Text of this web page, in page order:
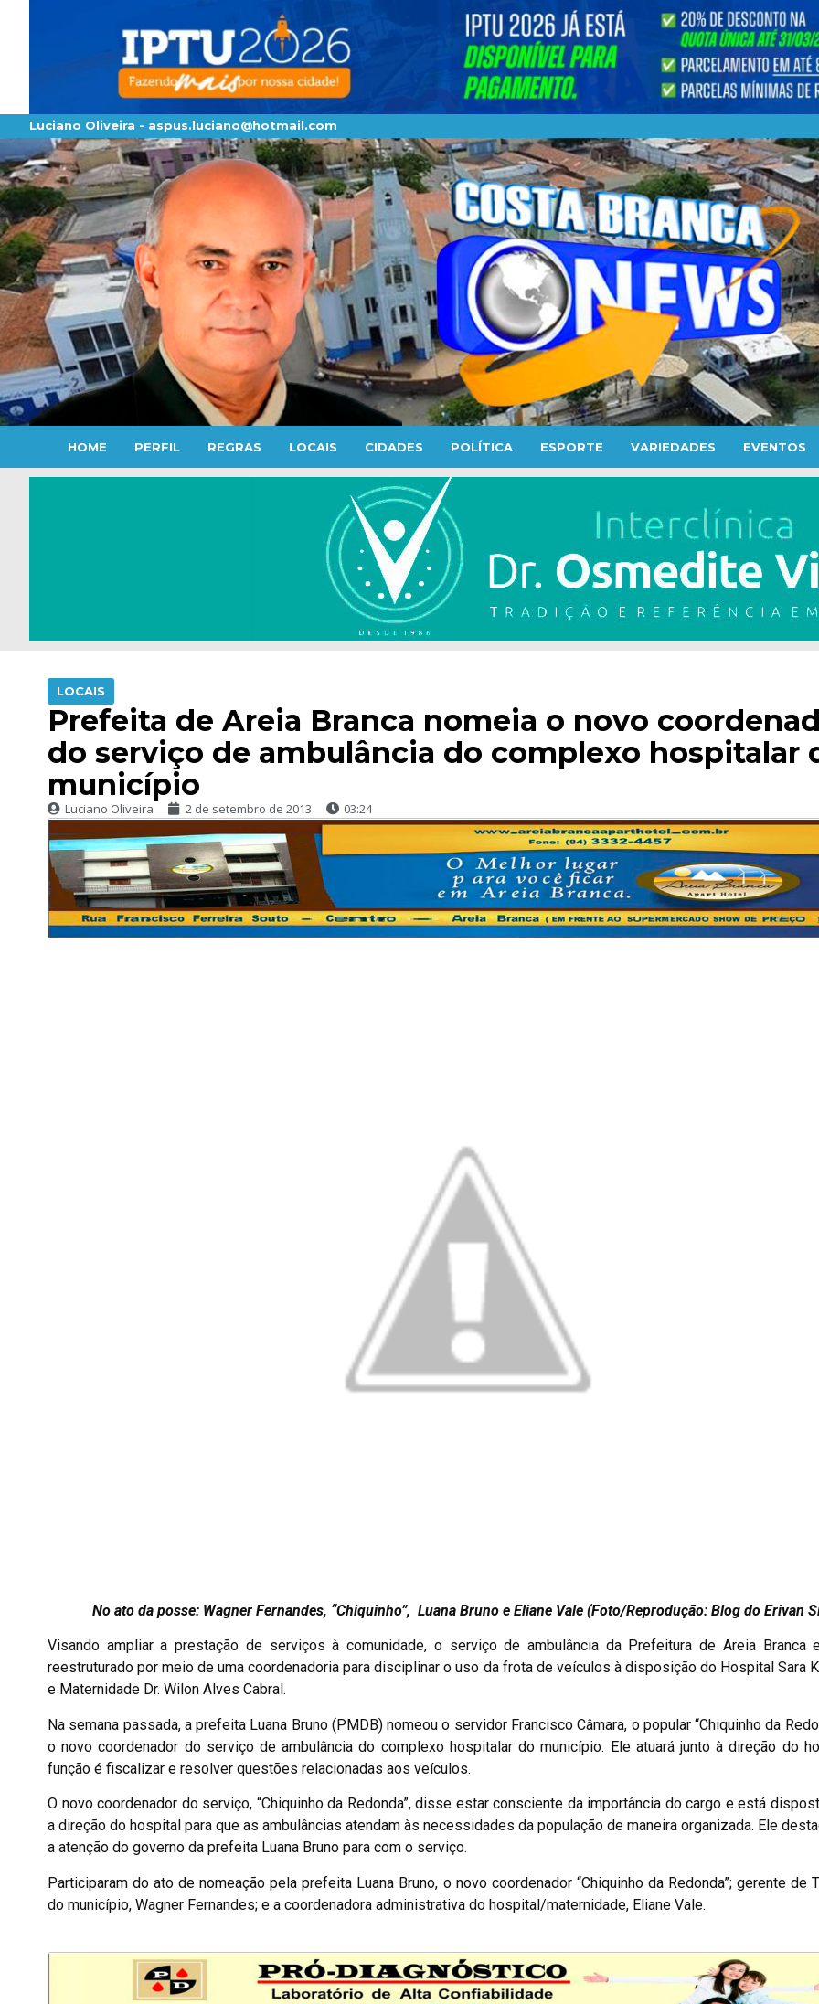
Luciano Oliveira - aspus.luciano@hotmail.com
HOME PERFIL REGRAS LOCAIS CIDADES POLÍTICA ESPORTE VARIEDADES EVENTOS
LOCAIS
Prefeita de Areia Branca nomeia o novo
do serviço de ambulância do complexo hospitalar
município
Luciano Oliveira 2 de setembro de 2013 03:24
No ato da posse: Wagner Fernandes, “Chiquinho”, Luana Bruno e Eliane Vale (Foto/Reprodução: Blog do Erivan
Visando ampliar a prestação de serviços à comunidade, o serviço de ambulância da Prefeitura de Areia Branca
reestruturado por meio de uma coordenadoria para disciplinar o uso da frota de veículos à disposição do Hospital Sara
e Maternidade Dr. Wilon Alves Cabral.
Na semana passada, a prefeita Luana Bruno (PMDB) nomeou o servidor Francisco Câmara, o popular “Chiquinho da
o novo coordenador do serviço de ambulância do complexo hospitalar do município. Ele atuará junto à direção do
função é fiscalizar e resolver questões relacionadas aos veículos.
O novo coordenador do serviço, “Chiquinho da Redonda”, disse estar consciente da importância do cargo e está
a direção do hospital para que as ambulâncias atendam às necessidades da população de maneira organizada. Ele
a atenção do governo da prefeita Luana Bruno para com o serviço.
Participaram do ato de nomeação pela prefeita Luana Bruno, o novo coordenador “Chiquinho da Redonda”; gerente de
do município, Wagner Fernandes; e a coordenadora administrativa do hospital/maternidade, Eliane Vale.